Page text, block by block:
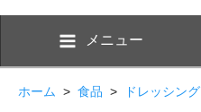
メニュー
ホーム > 食品 > ドレッシング